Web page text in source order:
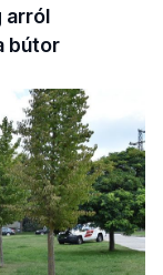
arról
bútor